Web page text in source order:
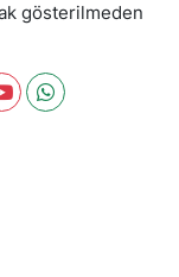
gösterilmeden